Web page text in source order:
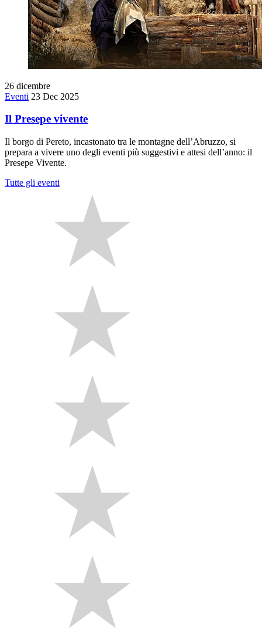
26 dicembre
Eventi 23 Dec 2025
Il Presepe vivente
Il borgo di Pereto, incastonato tra le montagne dell’Abruzzo, si
prepara a vivere uno degli eventi più suggestivi e attesi dell’anno: il
Presepe Vivente.
Tutte gli eventi